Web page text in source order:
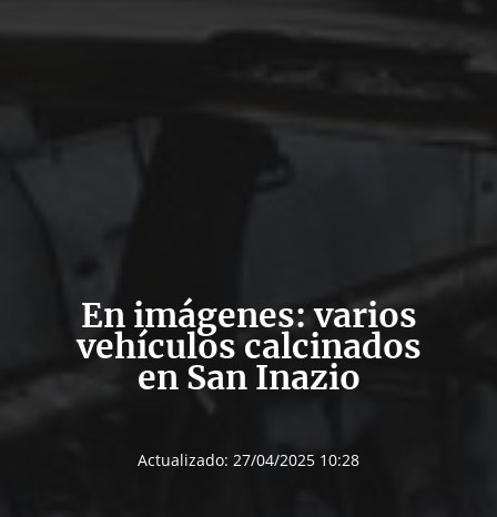
En imágenes: varios
vehículos calcinados
en San Inazio
Actualizado: 27/04/2025 10:28